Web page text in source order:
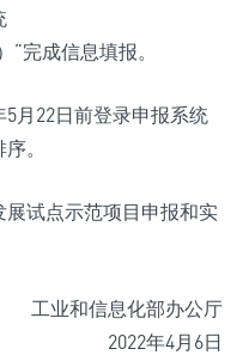
”完成信息填报。
5月22日前登录申报系统
。
展试点示范项目申报和实
工业和信息化部办公厅
2022年4月6日